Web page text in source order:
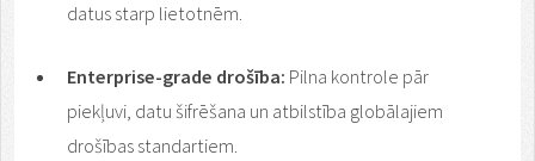
datus starp lietotnēm.
Enterprise-grade drošība: Pilna kontrole pār
piekļuvi, datu šifrēšana un atbilstība globālajiem
drošības standartiem.